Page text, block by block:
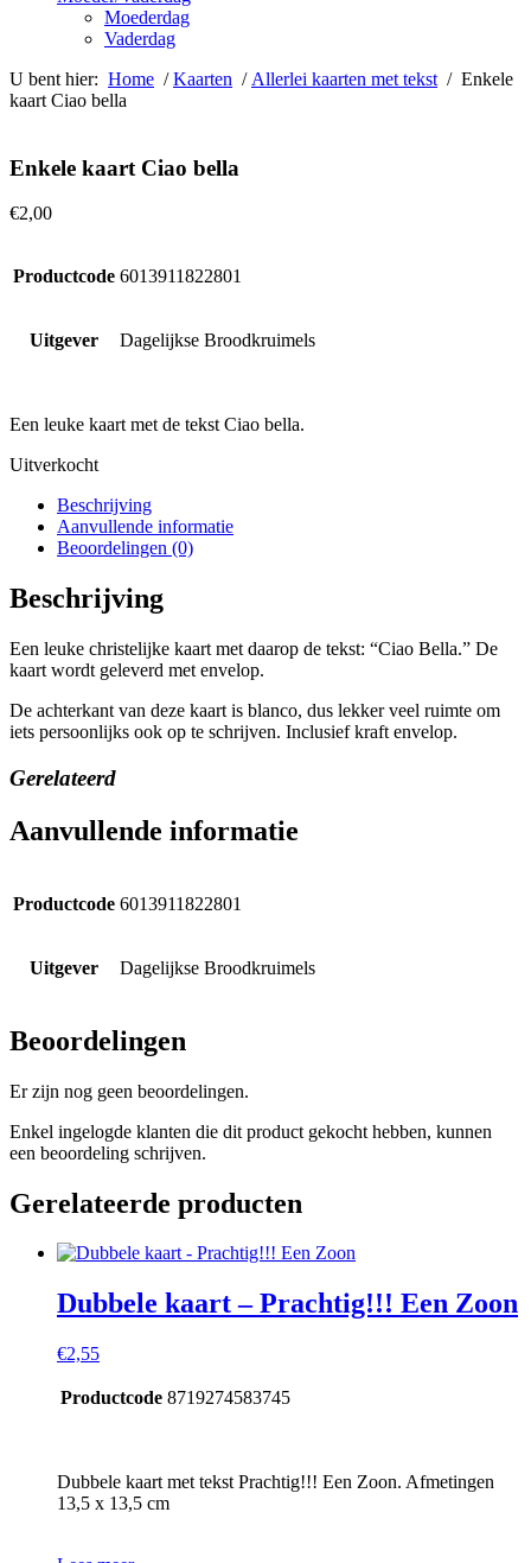
Moederdag
Vaderdag
U bent hier: Home /Kaarten / Allerlei kaarten met tekst / Enkele
kaart Ciao bella
Enkele kaart Ciao bella
€2,00
Productcode 6013911822801
Uitgever Dagelijkse Broodkruimels
Een leuke kaart met de tekst Ciao bella.
Uitverkocht
Beschrijving
Aanvullende informatie
Beoordelingen (0)
Beschrijving
Een leuke christelijke kaart met daarop de tekst: “Ciao Bella.” De
kaart wordt geleverd met envelop.
De achterkant van deze kaart is blanco, dus lekker veel ruimte om
iets persoonlijks ook op te schrijven. Inclusief kraft envelop.
Gerelateerd
Aanvullende informatie
Productcode 6013911822801
Uitgever Dagelijkse Broodkruimels
Beoordelingen
Er zijn nog geen beoordelingen.
Enkel ingelogde klanten die dit product gekocht hebben, kunnen
een beoordeling schrijven.
Gerelateerde producten
Dubbele kaart – Prachtig!!! Een Zoon
€2,55
Productcode 8719274583745
Dubbele kaart met tekst Prachtig!!! Een Zoon. Afmetingen
13,5 x 13,5 cm